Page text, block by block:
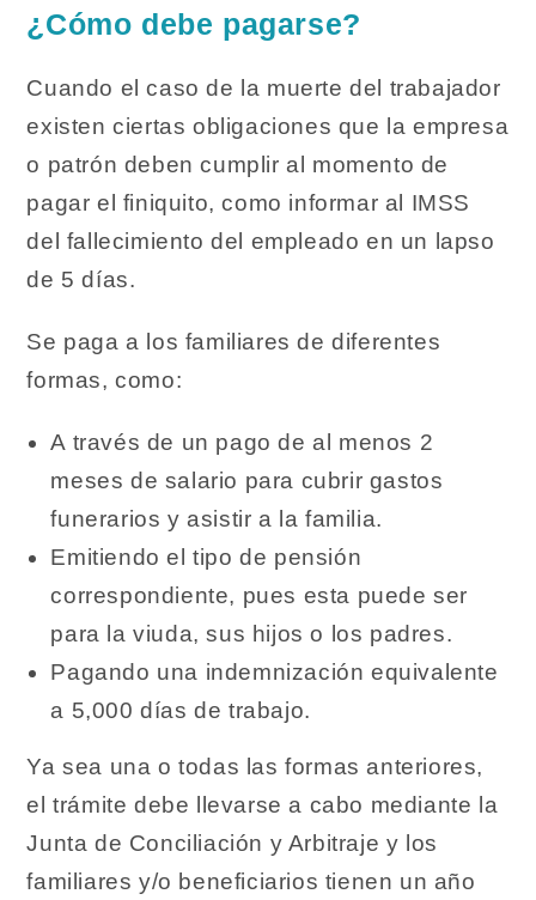
¿Cómo debe pagarse?
Cuando el caso de la muerte del trabajador
existen ciertas obligaciones que la empresa
o patrón deben cumplir al momento de
pagar el finiquito, como informar al IMSS
del fallecimiento del empleado en un lapso
de 5 días.
Se paga a los familiares de diferentes
formas, como:
A través de un pago de al menos 2
meses de salario para cubrir gastos
funerarios y asistir a la familia.
Emitiendo el tipo de pensión
correspondiente, pues esta puede ser
para la viuda, sus hijos o los padres.
Pagando una indemnización equivalente
a 5,000 días de trabajo.
Ya sea una o todas las formas anteriores,
el trámite debe llevarse a cabo mediante la
Junta de Conciliación y Arbitraje y los
familiares y/o beneficiarios tienen un año